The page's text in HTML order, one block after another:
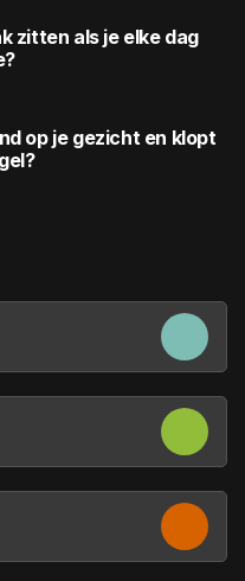
zitten als je elke dag
op je gezicht en klopt